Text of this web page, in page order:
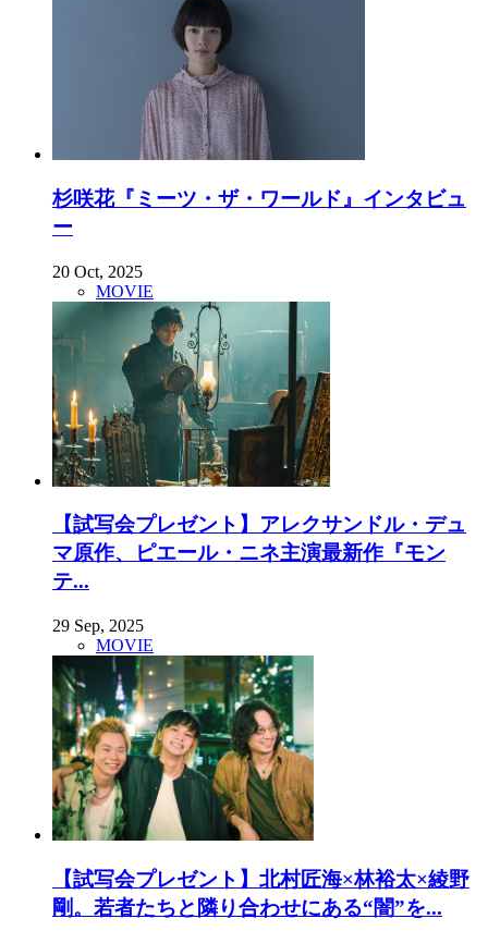
杉咲花『ミーツ・ザ・ワールド』インタビュ
ー
20 Oct, 2025
MOVIE
【試写会プレゼント】アレクサンドル・デュ
マ原作、ピエール・ニネ主演最新作『モン
テ...
29 Sep, 2025
MOVIE
【試写会プレゼント】北村匠海×林裕太×綾野
剛。若者たちと隣り合わせにある“闇”を...